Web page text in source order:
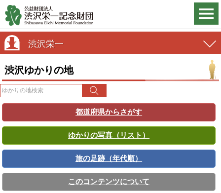
渋沢栄一
渋沢ゆかりの地
都道府県からさがす
ゆかりの写真（リスト）
旅の足跡（年代順）
このコンテンツについて